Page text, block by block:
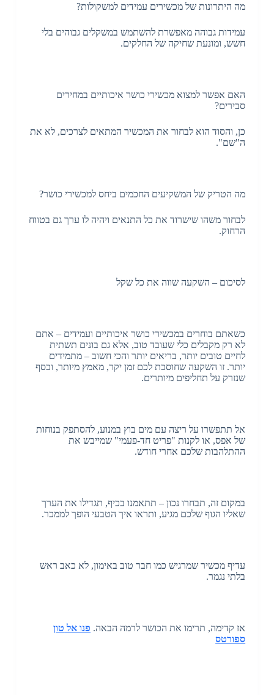
מה היתרונות של מכשירים עמידים למשקולות?
עמידות גבוהה מאפשרת להשתמש במשקלים גבוהים בלי
חשש, ומונעת שחיקה של החלקים.
האם אפשר למצוא מכשירי כושר איכותיים במחירים
סבירים?
כן, והסוד הוא לבחור את המכשיר המתאים לצרכים, לא את
ה"שם".
מה הטריק של המשקיעים החכמים ביחס למכשירי כושר?
לבחור משהו שישרוד את כל התנאים ויהיה לו ערך גם בטווח
הרחוק.
לסיכום – השקעה שווה את כל שקל
כשאתם בוחרים במכשירי כושר איכותיים ועמידים – אתם
לא רק מקבלים כלי שעובד טוב, אלא גם בונים תשתית
לחיים טובים יותר, בריאים יותר והכי חשוב – מתמידים
יותר. זו השקעה שחוסכת לכם זמן יקר, מאמץ מיותר, וכסף
שנזרק על תחליפים מיותרים.
אל תתפשרו על ריצה עם מים בוץ במנוע, להסתפק בנוחות
של אפס, או לקנות "פריט חד-פעמי" שמייבש את
ההתלהבות שלכם אחרי חודש.
במקום זה, תבחרו נכון – תתאמנו בכיף, תגדילו את הערך
שאליו הגוף שלכם מגיע, ותראו איך הטבעי הופך לממכר.
עדיף מכשיר שמרגיש כמו חבר טוב באימון, לא כאב ראש
בלתי נגמר.
אז קדימה, תרימו את הכושר לרמה הבאה. פנו אל טון
ספורטס